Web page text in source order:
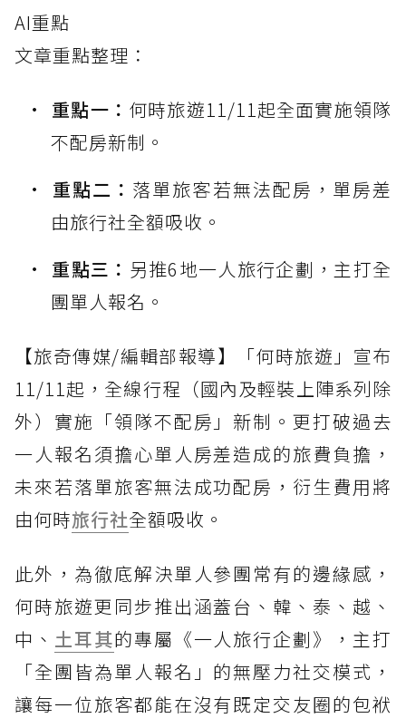
AI重點
文章重點整理：
重點一： 何時旅遊11/11起全面實施領隊
不配房新制。
重點二： 落單旅客若無法配房，單房差
由旅行社全額吸收。
重點三： 另推6地一人旅行企劃，主打全
團單人報名。
【旅奇傳媒/編輯部報導】「何時旅遊」宣布
11/11起，全線行程（國內及輕裝上陣系列除
外）實施「領隊不配房」新制。更打破過去
一人報名須擔心單人房差造成的旅費負擔，
未來若落單旅客無法成功配房，衍生費用將
由何時旅行社全額吸收。
此外，為徹底解決單人參團常有的邊緣感，
何時旅遊更同步推出涵蓋台、韓、泰、越、
中、 土耳其的專屬《一人旅行企劃》，主打
「全團皆為單人報名」的無壓力社交模式，
讓每一位旅客都能在沒有既定交友圈的包袱